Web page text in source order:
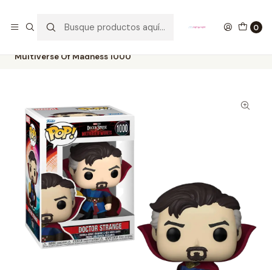
0
Multiverse Of Madness 1000